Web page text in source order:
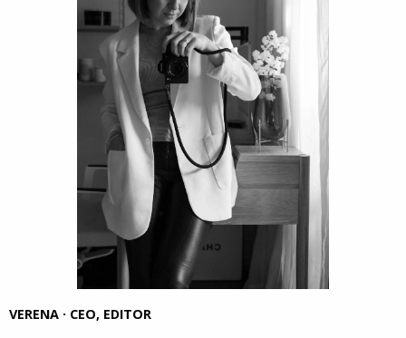
VERENA · CEO, EDITOR